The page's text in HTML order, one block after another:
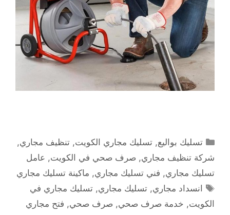
التصنيفات
تسليك بواليع,تسليك مجاري الكويت,تنظيف مجاري,
شركة تنظيف مجاري, صرف صحي في الكويت, عامل
تسليك مجاري, فني تسليك مجاري, ماكينة تسليك مجاري
الوسوم
انسداد مجاري,تسليك مجاري,تسليك مجاري في
الكويت, خدمة صرف صحي, صرف صحي, فتح مجاري